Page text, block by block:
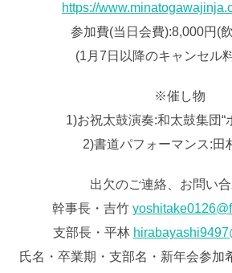
https://
参加費(当日会費):8,000円(
(1月7日以降のキャンセル
※催し物
1)お祝太鼓演奏:和太鼓集団“
2)書道パフォーマンス:田
出欠のご連絡、お問い
幹事長・吉竹
支部長・平林
氏名・卒業期・支部名・新年会参加